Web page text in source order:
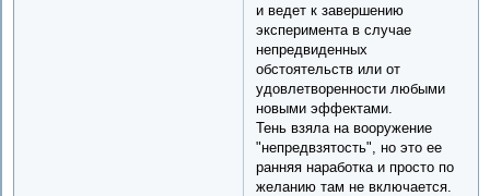
и ведет к завершению
эксперимента в случае
непредвиденных
обстоятельств или от
удовлетворенности любыми
новыми эффектами.
Тень взяла на вооружение
"непредвзятость", но это ее
ранняя наработка и просто по
желанию там не включается.